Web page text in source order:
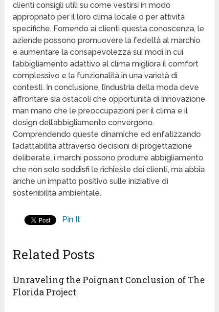
clienti consigli utili su come vestirsi in modo
appropriato per il loro clima locale o per attività
specifiche. Fornendo ai clienti questa conoscenza, le
aziende possono promuovere la fedeltà al marchio
e aumentare la consapevolezza sui modi in cui
l’abbigliamento adattivo al clima migliora il comfort
complessivo e la funzionalità in una varietà di
contesti. In conclusione, l’industria della moda deve
affrontare sia ostacoli che opportunità di innovazione
man mano che le preoccupazioni per il clima e il
design dell’abbigliamento convergono.
Comprendendo queste dinamiche ed enfatizzando
l’adattabilità attraverso decisioni di progettazione
deliberate, i marchi possono produrre abbigliamento
che non solo soddisfi le richieste dei clienti, ma abbia
anche un impatto positivo sulle iniziative di
sostenibilità ambientale.
Pin It
Related Posts
Unraveling the Poignant Conclusion of The
Florida Project